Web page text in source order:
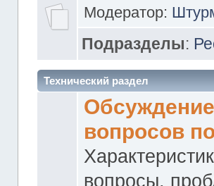
Модератор:
Подразделы:
Технический раздел
вопросов
вопросы,